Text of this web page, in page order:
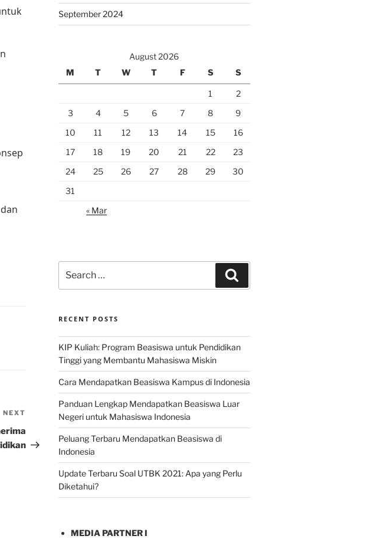
NEXT
September 2024
August 2026
M
T W T F S S
1
2
3
4 5 6 7 8
9
10
11 12 13 14 15
16
17
18 19 20 21 22
23
24
25 26 27 28 29
30
31
« Mar
for:
RECENT POSTS
KIP Kuliah: Program Beasiswa untuk Pendidikan
Tinggi yang Membantu Mahasiswa Miskin
Cara Mendapatkan Beasiswa Kampus di Indonesia
Panduan Lengkap Mendapatkan Beasiswa Luar
Negeri untuk Mahasiswa Indonesia
Peluang Terbaru Mendapatkan Beasiswa di
Indonesia
Update Terbaru Soal UTBK 2021: Apa yang Perlu
Diketahui?
MEDIA PARTNER I